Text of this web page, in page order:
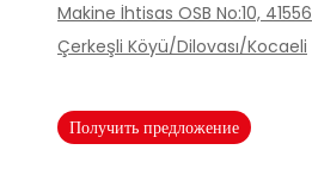
Makine İhtisas OSB No:10, 41556
Çerkeşli Köyü/Dilovası/Kocaeli
Получить предложение